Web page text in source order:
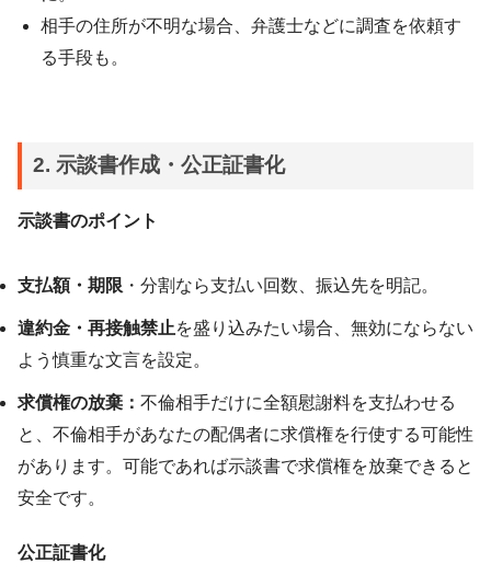
相手の住所が不明な場合、弁護士などに調査を依頼す
る手段も。
2. 示談書作成・公正証書化
示談書のポイント
支払額・期限 ・分割なら支払い回数、振込先を明記。
違約金・再接触禁止を盛り込みたい場合、無効にならない
よう慎重な文言を設定。
求償権の放棄： 不倫相手だけに全額慰謝料を支払わせる
と、不倫相手があなたの配偶者に求償権を行使する可能性
があります。可能であれば示談書で求償権を放棄できると
安全です。
公正証書化